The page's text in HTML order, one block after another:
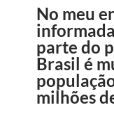
No meu
parte do
Brasil é
milhões